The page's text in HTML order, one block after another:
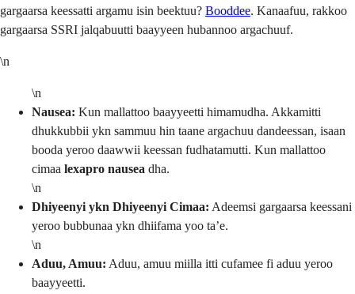
gargaarsa keessatti argamu isin beektuu? Booddee. Kanaafuu, rakkoo
gargaarsa SSRI jalqabuutti baayyeen hubannoo argachuuf.
\n
\n
Nausea: Kun mallattoo baayyeetti himamudha. Akkamitti
dhukkubbii ykn sammuu hin taane argachuu dandeessan, isaan
booda yeroo daawwii keessan fudhatamutti. Kun mallattoo
cimaa lexapro nausea dha.
\n
Dhiyeenyi ykn Dhiyeenyi Cimaa: Adeemsi gargaarsa keessani
yeroo bubbunaa ykn dhiifama yoo ta’e.
\n
Aduu, Amuu: Aduu, amuu miilla itti cufamee fi aduu yeroo
baayyeetti.